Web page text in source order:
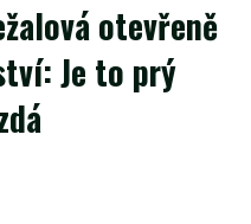
otevřeně
Je to prý